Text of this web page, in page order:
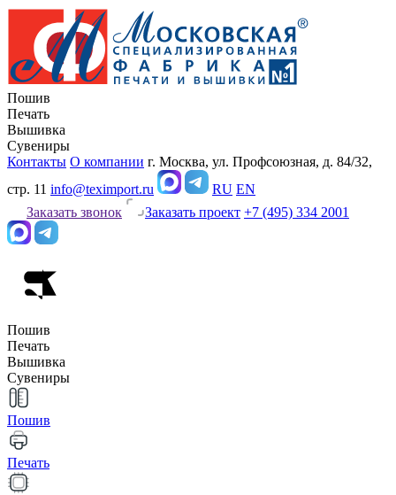
Пошив
Печать
Вышивка
Сувениры
Контакты О компании г. Москва, ул. Профсоюзная, д. 84/32,
стр. 11 info@teximport.ru RU EN
Заказать звонок
Заказать проект +7 (495) 334 2001
Пошив
Печать
Вышивка
Сувениры
Пошив
Печать